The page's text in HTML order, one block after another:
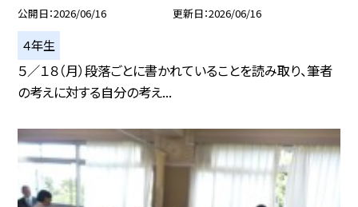
公開日 2026/06/16 更新日 2026/06/16
４年生
５／１８（月）段落ごとに書かれていることを読み取り、筆者
の考えに対する自分の考え...